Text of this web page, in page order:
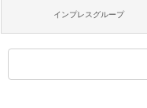
インプレスグループ